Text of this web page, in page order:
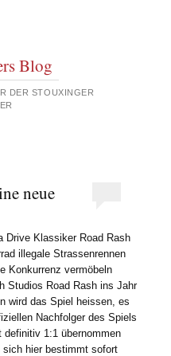
Blog
DER STOUXINGER
neue
Drive Klassiker Road Rash
illegale Strassenrennen
Konkurrenz vermöbeln
Studios Road Rash ins Jahr
wird das Spiel heissen, es
Nachfolger des Spiels
1:1 übernommen
sich hier bestimmt sofort